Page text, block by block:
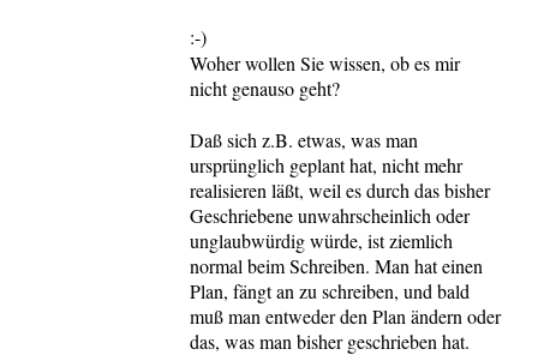
:-)
Woher wollen Sie wissen, ob es mir
nicht genauso geht?
Daß sich z.B. etwas, was man
ursprünglich geplant hat, nicht mehr
realisieren läßt, weil es durch das bisher
Geschriebene unwahrscheinlich oder
unglaubwürdig würde, ist ziemlich
normal beim Schreiben. Man hat einen
Plan, fängt an zu schreiben, und bald
muß man entweder den Plan ändern oder
das, was man bisher geschrieben hat.